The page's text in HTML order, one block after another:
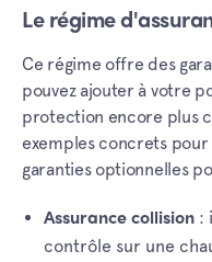
Le régime
Ce régime offre des
pouvez ajouter à votre
protection encore plus
exemples concrets
garanties optionnelles
Assurance collision :
contrôle sur une